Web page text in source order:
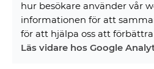
hur besökare använder vår
informationen för att
för att hjälpa oss att
Läs vidare hos Google